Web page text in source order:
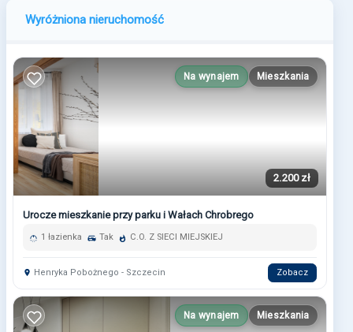
Wyróżniona nieruchomość
Na wynajem Mieszkania
2.200 zł
Urocze mieszkanie przy parku i Wałach Chrobrego
1 łazienka Tak C.O. Z SIECI MIEJSKIEJ
Henryka Pobożnego - Szczecin Zobacz
Na wynajem Mieszkania